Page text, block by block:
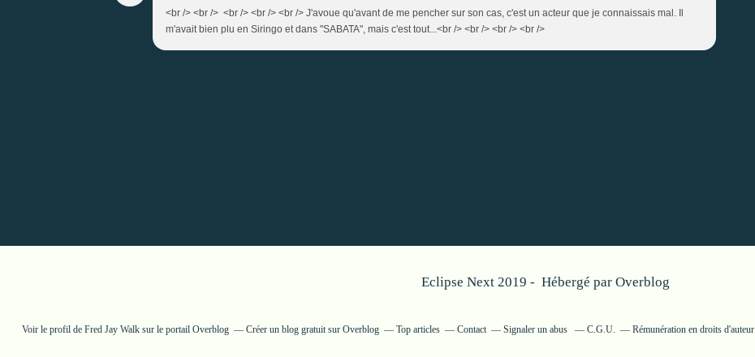
<br /> <br /> <br /> <br /> <br /> J'avoue qu'avant de me pencher sur son cas, c'est un acteur que je connaissais mal. Il
m'avait bien plu en Siringo et dans "SABATA", mais c'est tout...<br /> <br /> <br /> <br />
Eclipse Next 2019 - Hébergé par Overblog
Voir le profil de Fred Jay Walksur le portail Overblog Créer un blog gratuit sur Overblog Top articles Contact Signaler un abus C.G.U. Rémunération en droits d'auteur